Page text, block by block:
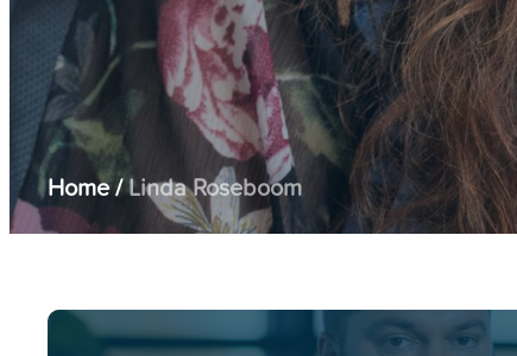
Home/Linda Roseboom